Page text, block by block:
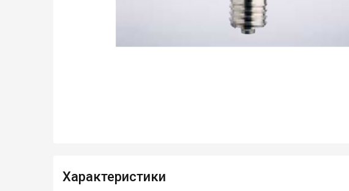
Характеристики